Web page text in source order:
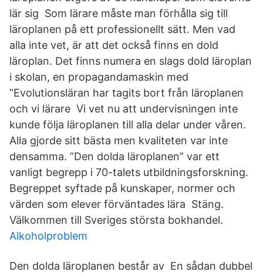
lär sig Som lärare måste man förhålla sig till
läroplanen på ett professionellt sätt. Men vad
alla inte vet, är att det också finns en dold
läroplan. Det finns numera en slags dold läroplan
i skolan, en propagandamaskin med
”Evolutionsläran har tagits bort från läroplanen
och vi lärare Vi vet nu att undervisningen inte
kunde följa läroplanen till alla delar under våren.
Alla gjorde sitt bästa men kvaliteten var inte
densamma. ”Den dolda läroplanen” var ett
vanligt begrepp i 70-talets utbildningsforskning.
Begreppet syftade på kunskaper, normer och
värden som elever förväntades lära Stäng.
Välkommen till Sveriges största bokhandel.
Alkoholproblem
Den dolda läroplanen består av En sådan dubbel